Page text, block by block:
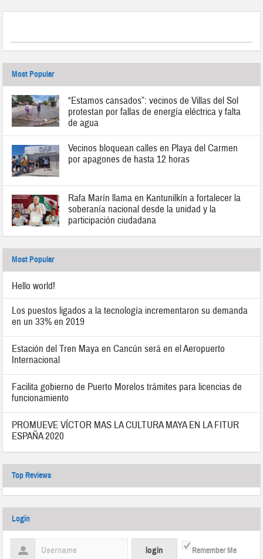
Most Popular
“Estamos cansados”: vecinos de Villas del Sol
protestan por fallas de energía eléctrica y falta
de agua
Vecinos bloquean calles en Playa del Carmen
por apagones de hasta 12 horas
Rafa Marín llama en Kantunilkín a fortalecer la
soberanía nacional desde la unidad y la
participación ciudadana
Most Popular
Hello world!
Los puestos ligados a la tecnología incrementaron su demanda
en un 33% en 2019
Estación del Tren Maya en Cancún será en el Aeropuerto
Internacional
Facilita gobierno de Puerto Morelos trámites para licencias de
funcionamiento
PROMUEVE VÍCTOR MAS LA CULTURA MAYA EN LA FITUR
ESPAÑA 2020
Top Reviews
Login
Remember Me